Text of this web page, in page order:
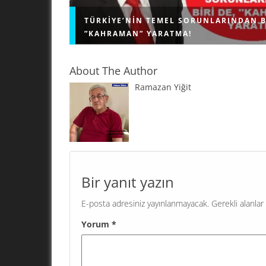
TÜRKIYE’NIN TEMEL SORUNLARINDAN
”KAHRAMAN” YARATMA!
"KAHRAMAN" YARATMA! Geri bıraktırılmış
problemi; kendi sorunlarını çözmek için
işleyişe sahip olan, bağımsız, herkese eşit
About The Author
Ramazan Yiğit
Bir yanıt yazın
E-posta adresiniz yayınlanmayacak. Gerekli alanlar
Yorum *